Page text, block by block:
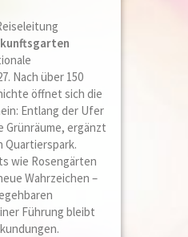
. Nach über 150
öffnet sich die
Entlang der Ufer
ergänzt
Quartierspark.
wie Rosengärten
Wahrzeichen –
Führung bleibt